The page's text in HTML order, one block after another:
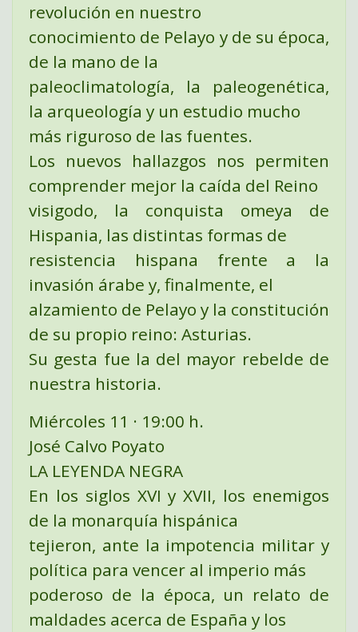
revolución en nuestro
conocimiento de Pelayo y de su época,
de la mano de la
paleoclimatología, la paleogenética,
la arqueología y un estudio mucho
más riguroso de las fuentes.
Los nuevos hallazgos nos permiten
comprender mejor la caída del Reino
visigodo, la conquista omeya de
Hispania, las distintas formas de
resistencia hispana frente a la
invasión árabe y, finalmente, el
alzamiento de Pelayo y la constitución
de su propio reino: Asturias.
Su gesta fue la del mayor rebelde de
nuestra historia.
Miércoles 11 · 19:00 h.
José Calvo Poyato
LA LEYENDA NEGRA
En los siglos XVI y XVII, los enemigos
de la monarquía hispánica
tejieron, ante la impotencia militar y
política para vencer al imperio más
poderoso de la época, un relato de
maldades acerca de España y los